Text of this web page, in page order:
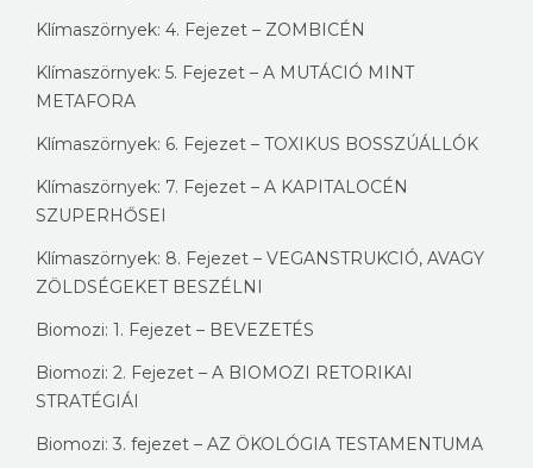
Klímaszörnyek: 4. Fejezet – ZOMBICÉN
Klímaszörnyek: 5. Fejezet – A MUTÁCIÓ MINT
METAFORA
Klímaszörnyek: 6. Fejezet – TOXIKUS BOSSZÚÁLLÓK
Klímaszörnyek: 7. Fejezet – A KAPITALOCÉN
SZUPERHŐSEI
Klímaszörnyek: 8. Fejezet – VEGANSTRUKCIÓ, AVAGY
ZÖLDSÉGEKET BESZÉLNI
Biomozi: 1. Fejezet – BEVEZETÉS
Biomozi: 2. Fejezet – A BIOMOZI RETORIKAI
STRATÉGIÁI
Biomozi: 3. fejezet – AZ ÖKOLÓGIA TESTAMENTUMA